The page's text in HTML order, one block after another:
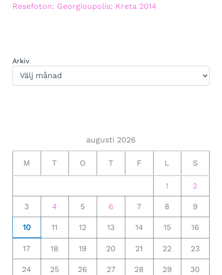
Resefoton: Georgioupolis; Kreta 2014
Arkiv
augusti 2026
M T O T F L S
1 2
3 4 5 6 7 8 9
10 11 12 13 14 15 16
17 18 19 20 21 22 23
24 25 26 27 28 29 30